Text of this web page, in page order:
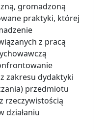
gromadzoną
praktyki, której
z pracą
zakresu dydaktyki
przedmiotu
rzeczywistością
działaniu